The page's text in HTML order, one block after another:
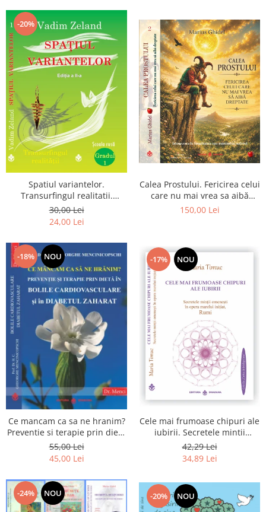
-20%
Spatiul variantelor.
Transurfingul realitatii.
Gradul 1. Cum sa ne
dezvoltam intuitia si sa ne
30,00 Lei
24,00 Lei
Calea Prostului. Fericirea celui
care nu mai vrea sa aibă
dreptate - Intoarcerea la
150,00 Lei
-18% NOU
Ce mancam ca sa ne hranim?
Preventie si terapie prin dieta
in bolile cardiovasculare si in
diabetul zaharat
55,00 Lei
45,00 Lei
-17% NOU
Cele mai frumoase chipuri ale
iubirii. Secretele mintii
omenesti in opera marelui
initiat, Rumi
42,29 Lei
34,89 Lei
-24% NOU -20% NOU